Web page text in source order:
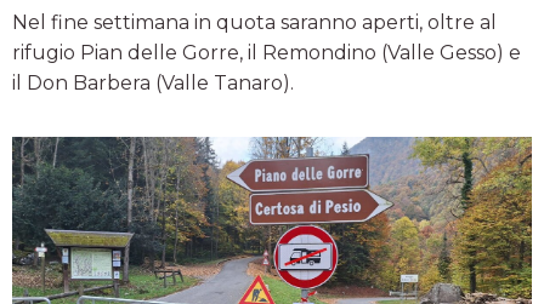
Nel fine settimana in quota saranno aperti, oltre al
rifugio Pian delle Gorre, il Remondino (Valle Gesso) e
il Don Barbera (Valle Tanaro).